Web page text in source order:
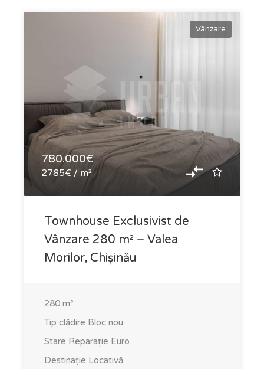
Vânzare
780.000€
2785€ / m²
Townhouse Exclusivist de
Vânzare 280 m² – Valea
Morilor, Chișinău
280 m²
Tip clădire Bloc nou
Stare Reparație Euro
Destinație Locativă